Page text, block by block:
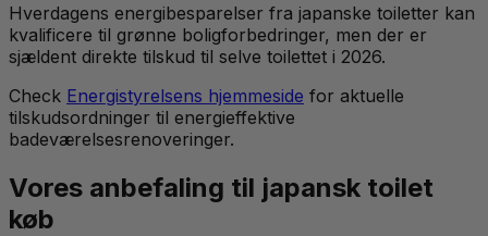
Hverdagens energibesparelser fra japanske toiletter kan
kvalificere til grønne boligforbedringer, men der er
sjældent direkte tilskud til selve toilettet i 2026.
Check Energistyrelsens hjemmeside for aktuelle
tilskudsordninger til energieffektive
badeværelsesrenoveringer.
Vores anbefaling til japansk toilet
køb